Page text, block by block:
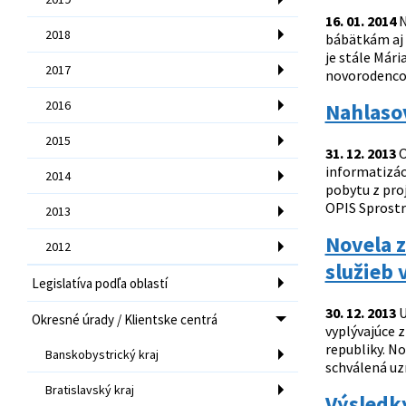
2018
2017
2016
2015
2014
2013
2012
Legislatíva podľa oblastí
Okresné úrady / Klientske centrá
Banskobystrický kraj
Bratislavský kraj
16. 01. 2014
bábätkám
je stále
31. 12. 2013
pobytu z
OPIS
Novela
služieb
30. 12. 2013
vyplývajúce
republiky.
schválená